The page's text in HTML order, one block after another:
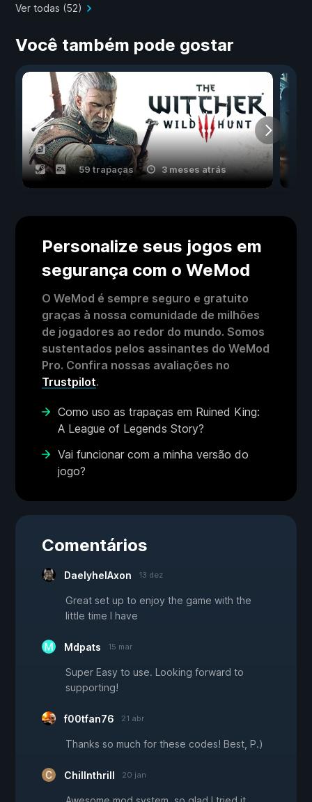
Ver todas (52)
Você também pode gostar
59 trapaças 3 meses atrás
Personalize seus jogos em
segurança com o WeMod
O WeMod é sempre seguro e gratuito
graças à nossa comunidade de milhões
de jogadores ao redor do mundo. Somos
sustentados pelos assinantes do WeMod
Pro. Confira nossas avaliações no
Trustpilot.
Como uso as trapaças em Ruined King:
A League of Legends Story?
Vai funcionar com a minha versão do
jogo?
Comentários
DaelyhelAxon 13 dez
Great set up to enjoy the game with the
little time I have
Mdpats 15 mar
Super Easy to use. Looking forward to
supporting!
f00tfan76 21 abr
Thanks so much for these codes! Best, P.)
Chillnthrill 20 jan